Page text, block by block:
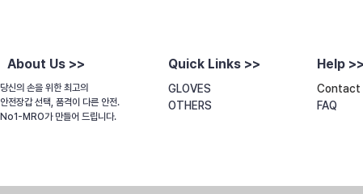
About Us >>
당신의 손을 위한 최고의
안전장갑 선택, 품격이 다른 안전.
No1-MRO가 만들어 드립니다.
Quick Links >>
GLOVES
OTHERS
Help >>
Contact
FAQ​